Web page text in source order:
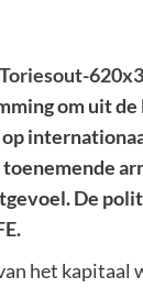
om uit
De
het kapitaal